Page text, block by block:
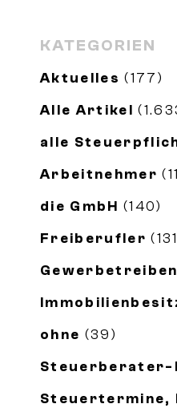
KATEGORIEN
Aktuelles (177)
Alle Artikel
alle
Arbeitnehmer
die GmbH (140)
Freiberufler
ohne (39)
Steuerberater-
Steuertermine,